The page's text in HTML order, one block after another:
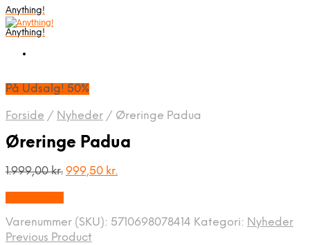
Anything!
Anything!
På Udsalg! 50%
Forside / Nyheder / Øreringe Padua
Øreringe Padua
1.999,00kr. Den
1.999,00 kr..
999,50 kr.Den
999,50 kr..
Varenummer (SKU): 5710698078414 Kategori: Nyheder
Previous Product